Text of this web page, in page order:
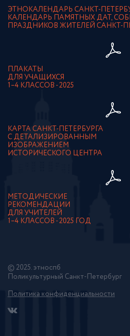
ЭТНОКАЛЕНДАРЬ САНКТ-
КАЛЕНДАРЬ ПАМЯТНЫХ ДАТ,
ПРАЗДНИКОВ ЖИТЕЛЕЙ САНКТ-
ПЛАКАТЫ
ДЛЯ УЧАЩИХСЯ
1–4 КЛАССОВ - 2025
КАРТА САНКТ-ПЕТЕРБУРГА
С ДЕТАЛИЗИРОВАННЫМ
ИЗОБРАЖЕНИЕМ
ИСТОРИЧЕСКОГО ЦЕНТРА
МЕТОДИЧЕСКИЕ
РЕКОМЕНДАЦИИ
ДЛЯ УЧИТЕЛЕЙ
1–4 КЛАССОВ - 2025 ГОД
© 2025. этноспб
Поликультурный Санкт-Петербург
Политика конфиденциальности